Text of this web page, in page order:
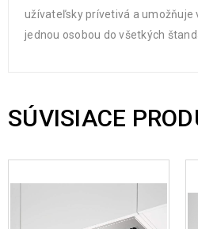
užívateľsky prívetivá a umožňuje
jednou osobou do všetkých
SÚVISIACE